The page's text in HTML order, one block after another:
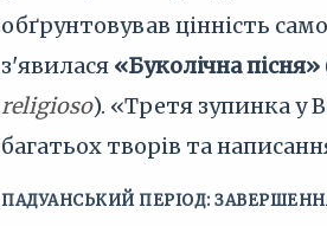
обґрунтовував цінність
з'явилася «Буколічна пісня»
religioso). «Третя зупинка у
багатьох творів та
ПАДУАНСЬКИЙ ПЕРІОД: ЗАВЕРШЕННЯ